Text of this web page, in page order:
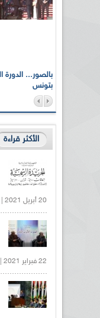
بتونس
الأكثر قراءة
20 أبريل 2021 |
22 فبراير 2021 |